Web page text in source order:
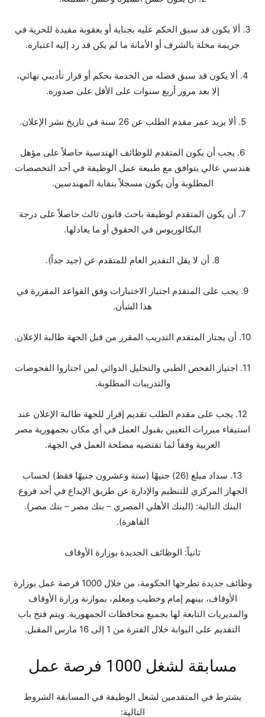
3. ألا يكون قد سبق الحكم عليه بجناية أو بعقوبة مقيدة للحرية في
جريمة مخلة بالشرف أو الأمانة ما لم يكن قد رد إليه اعتباره.
4. ألا يكون قد سبق فصله من الخدمة بحكم أو قرار تأديبي نهائي،
إلا بعد مرور أربع سنوات على الأقل على صدوره.
5. ألا يزيد عمر مقدم الطلب عن 26 سنة في تاريخ نشر الإعلان.
6. يجب أن يكون المتقدم للوظائف الهندسية حاصلاً على مؤهل
هندسي عالي يتوافق مع طبيعة عمل الوظيفة في أحد التخصصات
المطلوبة وأن يكون مسجلاً بنقابة المهندسين.
7. أن يكون المتقدم لوظيفة باحث قانون ثالث حاصلاً على درجة
البكالوريوس في الحقوق أو ما يعادلها.
8. أن لا يقل التقدير العام للمتقدم عن (جيد جداً).
9. يجب على المتقدم اجتياز الاختبارات وفق القواعد المقررة في
هذا الشأن.
10. أن يجتاز المتقدم التدريب المقرر من قبل الجهة طالبة الإعلان.
11. اجتياز الفحص الطبي والتحليل الدوائي لمن اجتازوا الفحوصات
والتدريبات المطلوبة.
12. يجب على مقدم الطلب تقديم إقرار للجهة طالبة الإعلان عند
استيفاء مبررات التعيين بقبول العمل في أي مكان بجمهورية مصر
العربية وفقاً لما تقتضيه مصلحة العمل في الجهة.
13. سداد مبلغ (26) جنيهًا (ستة وعشرون جنيهًا فقط) لحساب
الجهاز المركزي للتنظيم والإدارة عن طريق الإيداع في أحد فروع
البنك التالية: (البنك الأهلي المصري – بنك مصر – بنك مصر).
القاهرة).
ثانياً: الوظائف الجديدة بوزارة الأوقاف
وظائف جديدة تطرحها الحكومة، من خلال 1000 فرصة عمل بوزارة
الأوقاف، بينهم إمام وخطيب ومعلم، بموازنة وزارة الأوقاف
والمديريات التابعة لها بجميع محافظات الجمهورية. ويتم فتح باب
التقديم على البوابة خلال الفترة من 1 إلى 16 مارس المقبل.
مسابقة لشغل 1000 فرصة عمل
يشترط في المتقدمين لشغل الوظيفة في المسابقة الشروط
التالية: